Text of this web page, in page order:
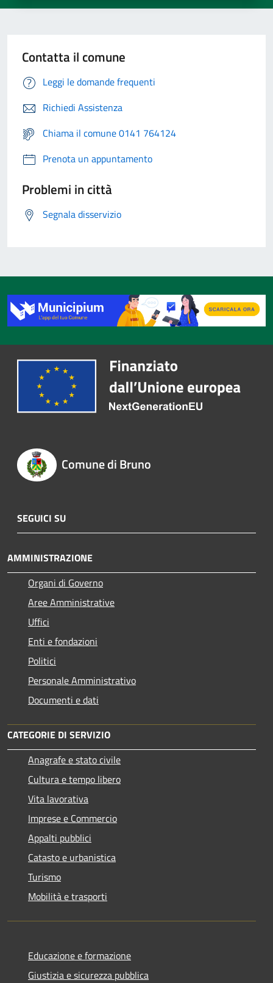
Contatta il comune
Leggi le domande frequenti
Richiedi Assistenza
Chiama il comune 0141 764124
Prenota un appuntamento
Problemi in città
Segnala disservizio
Comune di Bruno
SEGUICI SU
AMMINISTRAZIONE
Organi di Governo
Aree Amministrative
Uffici
Enti e fondazioni
Politici
Personale Amministrativo
Documenti e dati
CATEGORIE DI SERVIZIO
Anagrafe e stato civile
Cultura e tempo libero
Vita lavorativa
Imprese e Commercio
Appalti pubblici
Catasto e urbanistica
Turismo
Mobilità e trasporti
Educazione e formazione
Giustizia e sicurezza pubblica